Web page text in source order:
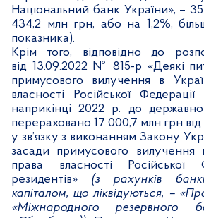
Національний банк України», –
434,2 млн грн, або на 1,2%,
показника).
Крім того, відповідно до
від 13.09.2022 № 815-р «Деякі
примусового вилучення в
власності Російської Федерації
наприкінці 2022 р. до
перераховано 17 000,7 млн грн
у зв’язку з виконанням Закону
засади примусового вилучення в
права власності Російської
резидентів» (з рахунків
капіталом, що ліквідуються, –
«Міжнародного резервного